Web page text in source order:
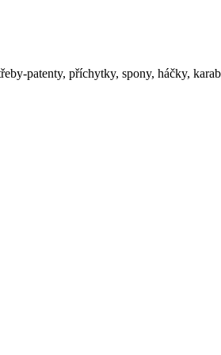
patenty, příchytky, spony, háčky,